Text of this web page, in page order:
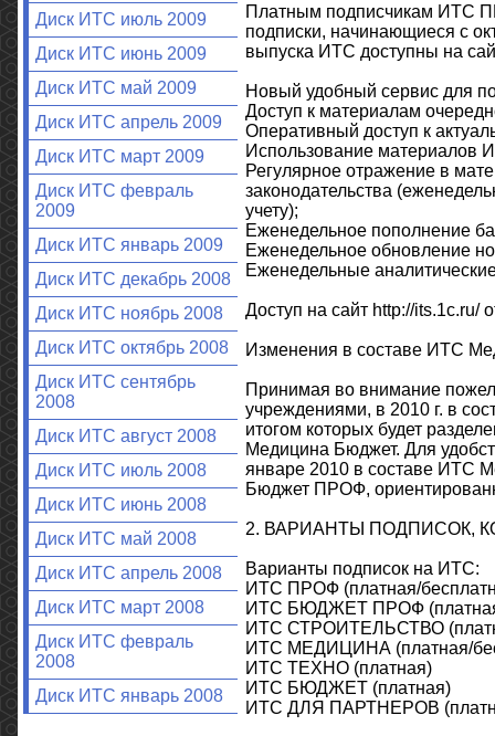
Диск ИТС июль 2009
Диск ИТС июнь 2009
Диск ИТС май 2009
Диск ИТС апрель 2009
Диск ИТС март 2009
Диск ИТС февраль
2009
Диск ИТС январь 2009
Диск ИТС декабрь 2008
Диск ИТС ноябрь 2008
Диск ИТС октябрь 2008
Диск ИТС сентябрь
2008
Диск ИТС август 2008
Диск ИТС июль 2008
Диск ИТС июнь 2008
Диск ИТС май 2008
Диск ИТС апрель 2008
Диск ИТС март 2008
Диск ИТС февраль
2008
Диск ИТС январь 2008
Платным подписчикам
подписки, начинающиеся с
выпуска ИТС доступны на
Новый удобный сервис для
Доступ к материалам
Оперативный доступ к
Использование материалов
Регулярное отражение в
законодательства
учету);
Еженедельное пополнение
Еженедельное обновление
Еженедельные
Доступ на сайт http://its.1c.ru/
Изменения в составе ИТС
Принимая во внимание
учреждениями, в 2010 г. в
итогом которых будет
Медицина Бюджет. Для
январе 2010 в составе ИТС
Бюджет ПРОФ,
2. ВАРИАНТЫ ПОДПИСОК,
Варианты подписок на ИТС:
ИТС ПРОФ (платная/
ИТС БЮДЖЕТ ПРОФ
ИТС СТРОИТЕЛЬСТВО
ИТС МЕДИЦИНА (платная/
ИТС ТЕХНО (платная)
ИТС БЮДЖЕТ (платная)
ИТС ДЛЯ ПАРТНЕРОВ